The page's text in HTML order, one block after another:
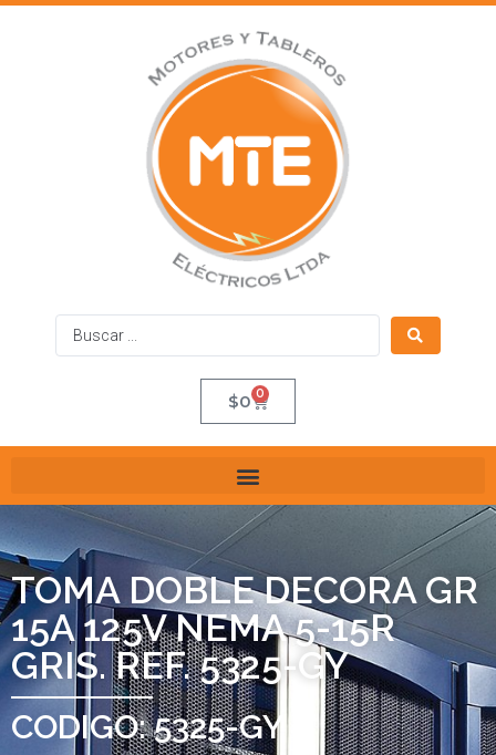
$0 0
TOMA DOBLE DECORA GR
15A 125V NEMA 5-15R
GRIS. REF. 5325-GY
CODIGO: 5325-GY